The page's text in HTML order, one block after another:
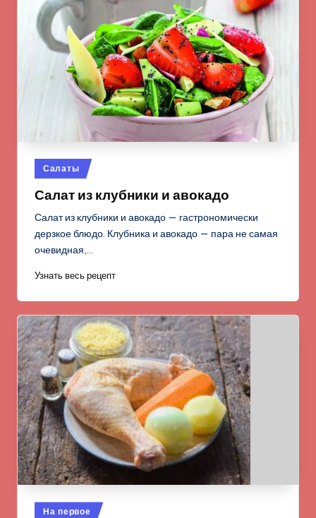
Опубликовано
в
Салаты
Салат из клубники и авокадо
Салат из клубники и авокадо — гастрономически
дерзкое блюдо. Клубника и авокадо — пара не самая
очевидная,…
Узнать весь рецепт
Опубликовано
На первое